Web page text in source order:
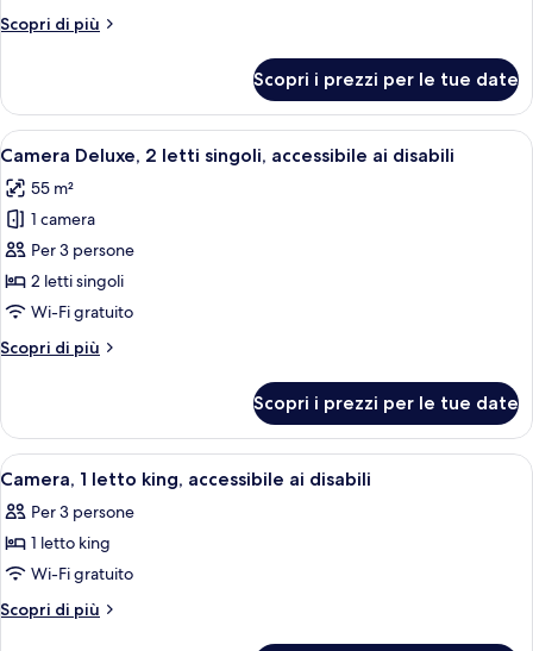
letti
vista
giardino
Scopri di più
Altri
Deluxe,
letti
balcone,
vista
Scopri i prezzi per le tue date
Apri
tutte
le
foto
per
Camera
Deluxe,
letti
ai
disabili
Camera d'albergo con due letti, una
9
Camera Deluxe, 2 letti singoli, accessibile ai disabili
55 m²
1 camera
Per 3 persone
2 letti singoli
Wi-Fi gratuito
Scopri di più
Altri
Deluxe,
letti
accessibile
ai
Scopri i prezzi per le tue date
Apri
tutte
le
foto
per
Camera,
Una camera d'hotel con un letto
8
Camera, 1 letto king, accessibile ai disabili
Per 3 persone
1 letto king
Wi-Fi gratuito
Scopri di più
Altri